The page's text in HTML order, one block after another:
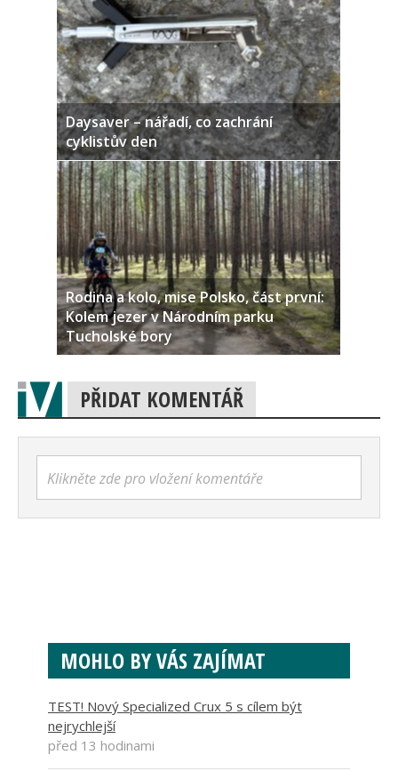
Daysaver – nářadí, co zachrání
cyklistův den
Rodina a kolo, mise Polsko, část první:
Kolem jezer v Národním parku
Tucholské bory
PŘIDAT KOMENTÁŘ
Klikněte zde pro vložení komentáře
MOHLO BY VÁS ZAJÍMAT
TEST! Nový Specialized Crux 5 s cílem být
nejrychlejší
před 13 hodinami